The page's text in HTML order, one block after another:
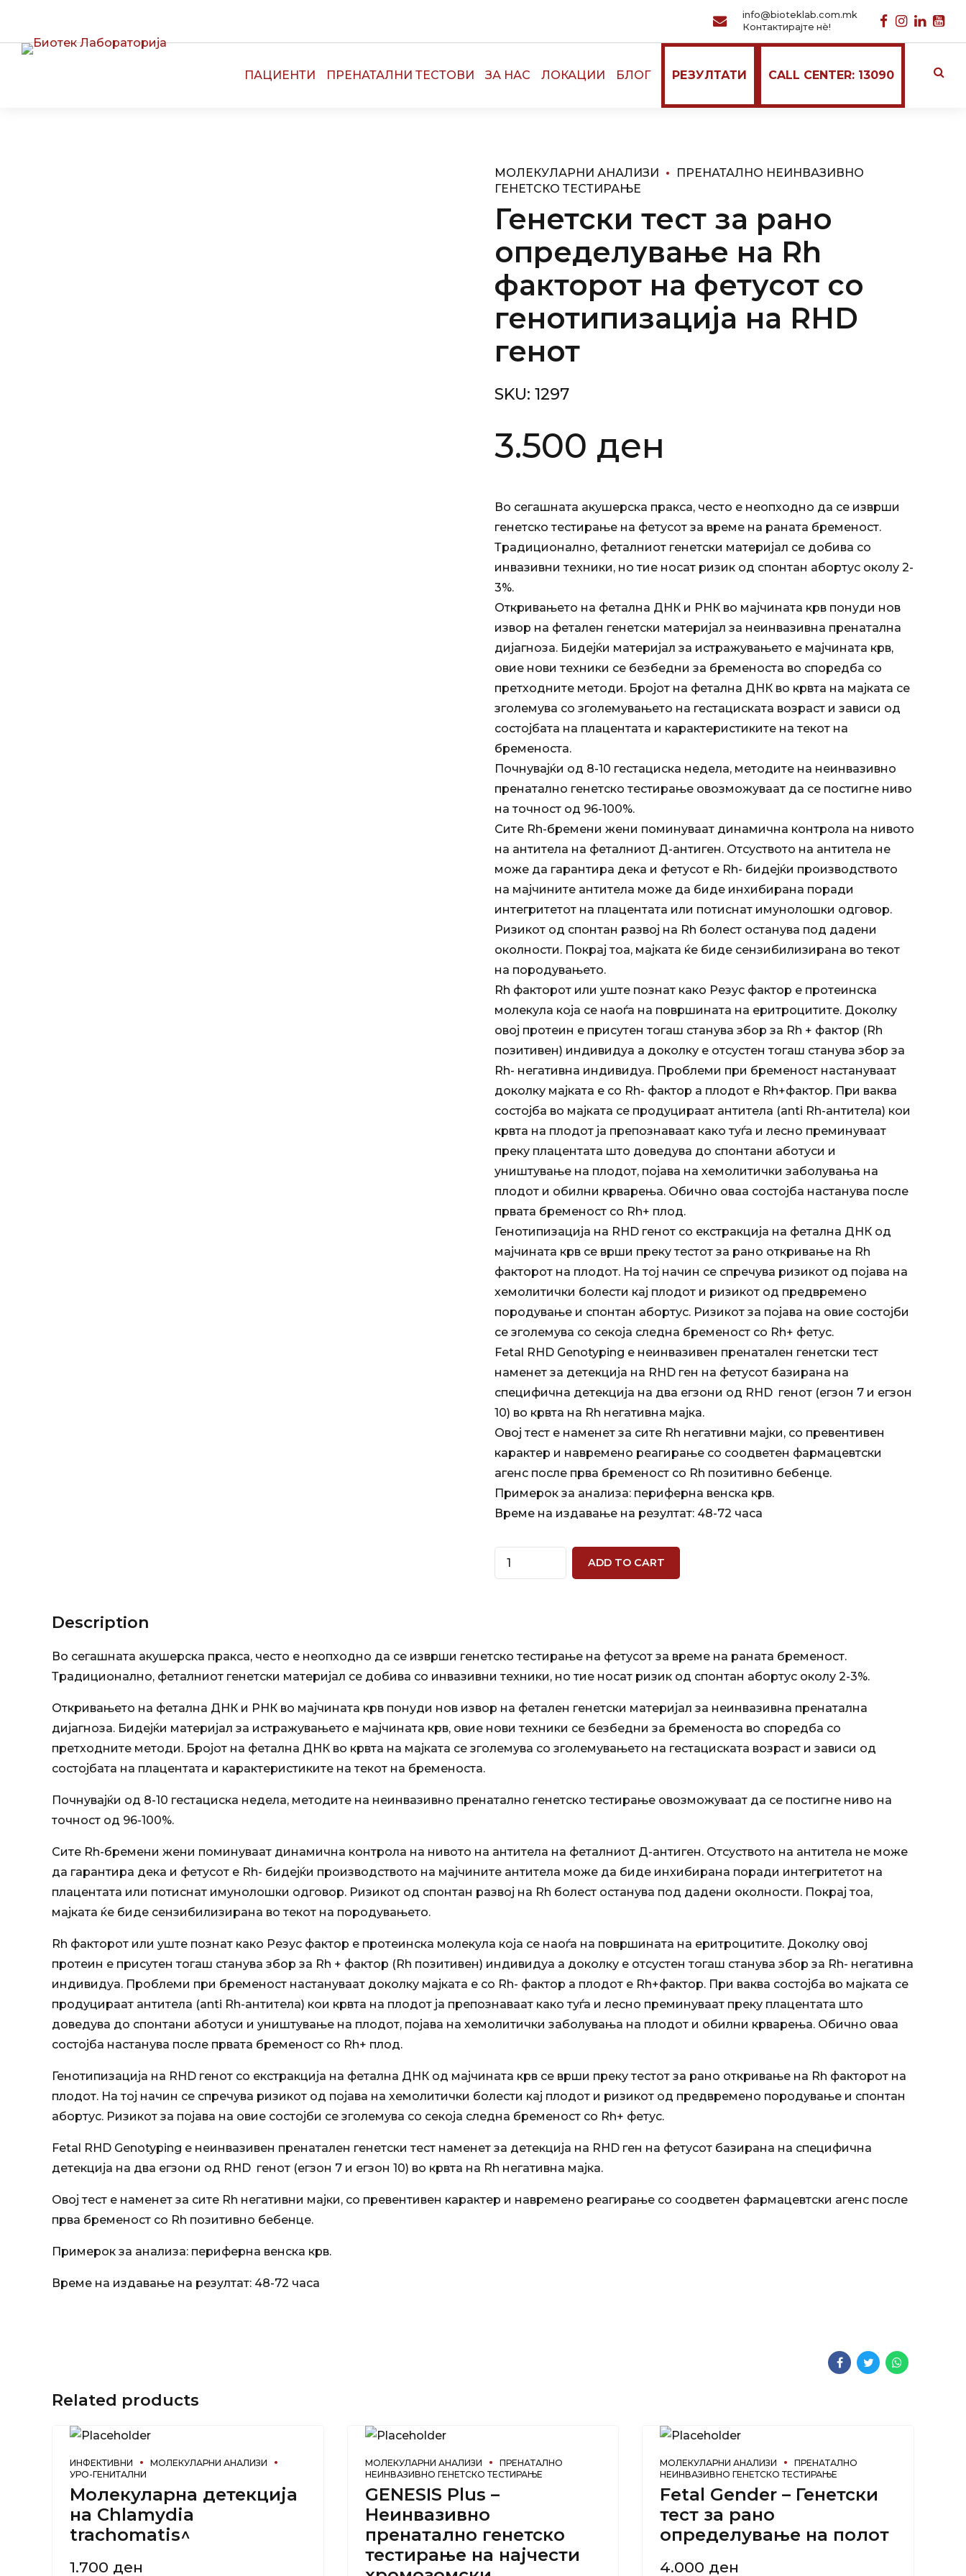
CALL CENTER: 13090
info@bioteklab.com.mk
Контактирајте нѐ!
ПАЦИЕНТИ ПРЕНАТАЛНИ ТЕСТОВИ ЗА НАС ЛОКАЦИИ БЛОГ РЕЗУЛТАТИ CALL CENTER: 13090
МОЛЕКУЛАРНИ АНАЛИЗИ
ПРЕНАТАЛНО НЕИНВАЗИВНО
ГЕНЕТСКО ТЕСТИРАЊЕ
Генетски тест за рано
определување на Rh
факторот на фетусот со
генотипизација на RHD
генот
SKU: 1297
3.500 ден
Во сегашната акушерска пракса, често е неопходно да се изврши
генетско тестирање на фетусот за време на раната бременост.
Традиционално, феталниот генетски материјал се добива со
инвазивни техники, но тие носат ризик од спонтан абортус околу 2-
3%.
Откривањето на фетална ДНК и РНК во мајчината крв понуди нов
извор на фетален генетски материјал за неинвазивна пренатална
дијагноза. Бидејќи материјал за истражувањето е мајчината крв,
овие нови техники се безбедни за бременоста во споредба со
претходните методи. Бројот на фетална ДНК во крвта на мајката се
зголемува со зголемувањето на гестациската возраст и зависи од
состојбата на плацентата и карактеристиките на текот на
бременоста.
Почнувајќи од 8-10 гестациска недела, методите на неинвазивно
пренатално генетско тестирање овозможуваат да се постигне ниво
на точност од 96-100%.
Сите Rh-бремени жени поминуваат динамична контрола на нивото
на антитела на феталниот Д-антиген. Отсуството на антитела не
може да гарантира дека и фетусот е Rh- бидејќи производството
на мајчините антитела може да биде инхибирана поради
интегритетот на плацентата или потиснат имунолошки одговор.
Ризикот од спонтан развој на Rh болест останува под дадени
околности. Покрај тоа, мајката ќе биде сензибилизирана во текот
на породувањето.
Rh факторот или уште познат како Резус фактор е протеинска
молекула која се наоѓа на површината на еритроцитите. Доколку
овој протеин е присутен тогаш станува збор за Rh + фактор (Rh
позитивен) индивидуа а доколку е отсустен тогаш станува збор за
Rh- негативна индивидуа. Проблеми при бременост настануваат
доколку мајката е со Rh- фактор а плодот е Rh+фактор. При ваква
состојба во мајката се продуцираат антитела (anti Rh-антитела) кои
крвта на плодот ја препознаваат како туѓа и лесно преминуваат
преку плацентата што доведува до спонтани аботуси и
уништување на плодот, појава на хемолитички заболувања на
плодот и обилни крварења. Обично оваа состојба настанува после
првата бременост со Rh+ плод.
Генотипизација на RHD генот со екстракција на фетална ДНК од
мајчината крв се врши преку тестот за рано откривање на Rh
факторот на плодот. На тој начин се спречува ризикот од појава на
хемолитички болести кај плодот и ризикот од предвремено
породување и спонтан абортус. Ризикот за појава на овие состојби
се зголемува со секоја следна бременост со Rh+ фетус.
Fetal RHD Genotyping е неинвазивен пренатален генетски тест
наменет за детекција на RHD ген на фетусот базирана на
специфична детекција на два егзони од RHD генот (егзон 7 и егзон
10) во крвта на Rh негативна мајка.
Овој тест е наменет за сите Rh негативни мајки, со превентивен
карактер и навремено реагирање со соодветен фармацевтски
агенс после прва бременост со Rh позитивно бебенце.
Примерок за анализа: периферна венска крв.
Време на издавање на резултат: 48-72 часа
Quantity
ADD TO CART
Description
Во сегашната акушерска пракса, често е неопходно да се изврши генетско тестирање на фетусот за време на раната бременост.
Традиционално, феталниот генетски материјал се добива со инвазивни техники, но тие носат ризик од спонтан абортус околу 2-3%.
Откривањето на фетална ДНК и РНК во мајчината крв понуди нов извор на фетален генетски материјал за неинвазивна пренатална
дијагноза. Бидејќи материјал за истражувањето е мајчината крв, овие нови техники се безбедни за бременоста во споредба со
претходните методи. Бројот на фетална ДНК во крвта на мајката се зголемува со зголемувањето на гестациската возраст и зависи од
состојбата на плацентата и карактеристиките на текот на бременоста.
Почнувајќи од 8-10 гестациска недела, методите на неинвазивно пренатално генетско тестирање овозможуваат да се постигне ниво на
точност од 96-100%.
Сите Rh-бремени жени поминуваат динамична контрола на нивото на антитела на феталниот Д-антиген. Отсуството на антитела не може
да гарантира дека и фетусот е Rh- бидејќи производството на мајчините антитела може да биде инхибирана поради интегритетот на
плацентата или потиснат имунолошки одговор. Ризикот од спонтан развој на Rh болест останува под дадени околности. Покрај тоа,
мајката ќе биде сензибилизирана во текот на породувањето.
Rh факторот или уште познат како Резус фактор е протеинска молекула која се наоѓа на површината на еритроцитите. Доколку овој
протеин е присутен тогаш станува збор за Rh + фактор (Rh позитивен) индивидуа а доколку е отсустен тогаш станува збор за Rh- негативна
индивидуа. Проблеми при бременост настануваат доколку мајката е со Rh- фактор а плодот е Rh+фактор. При ваква состојба во мајката се
продуцираат антитела (anti Rh-антитела) кои крвта на плодот ја препознаваат како туѓа и лесно преминуваат преку плацентата што
доведува до спонтани аботуси и уништување на плодот, појава на хемолитички заболувања на плодот и обилни крварења. Обично оваа
состојба настанува после првата бременост со Rh+ плод.
Генотипизација на RHD генот со екстракција на фетална ДНК од мајчината крв се врши преку тестот за рано откривање на Rh факторот на
плодот. На тој начин се спречува ризикот од појава на хемолитички болести кај плодот и ризикот од предвремено породување и спонтан
абортус. Ризикот за појава на овие состојби се зголемува со секоја следна бременост со Rh+ фетус.
Fetal RHD Genotyping е неинвазивен пренатален генетски тест наменет за детекција на RHD ген на фетусот базирана на специфична
детекција на два егзони од RHD генот (егзон 7 и егзон 10) во крвта на Rh негативна мајка.
Овој тест е наменет за сите Rh негативни мајки, со превентивен карактер и навремено реагирање со соодветен фармацевтски агенс после
прва бременост со Rh позитивно бебенце.
Примерок за анализа: периферна венска крв.
Време на издавање на резултат: 48-72 часа
Related products
ИНФЕКТИВНИ
МОЛЕКУЛАРНИ АНАЛИЗИ
УРО-ГЕНИТАЛНИ
Молекуларна детекција
на Chlamydia
trachomatis^
1.700 ден
МОЛЕКУЛАРНИ АНАЛИЗИ
ПРЕНАТАЛНО
НЕИНВАЗИВНО ГЕНЕТСКО ТЕСТИРАЊЕ
GENESIS Plus –
Неинвазивно
пренатално генетско
тестирање на најчести
МОЛЕКУЛАРНИ АНАЛИЗИ
ПРЕНАТАЛНО
НЕИНВАЗИВНО ГЕНЕТСКО ТЕСТИРАЊЕ
Fetal Gender – Генетски
тест за рано
определување на полот
4.000 ден